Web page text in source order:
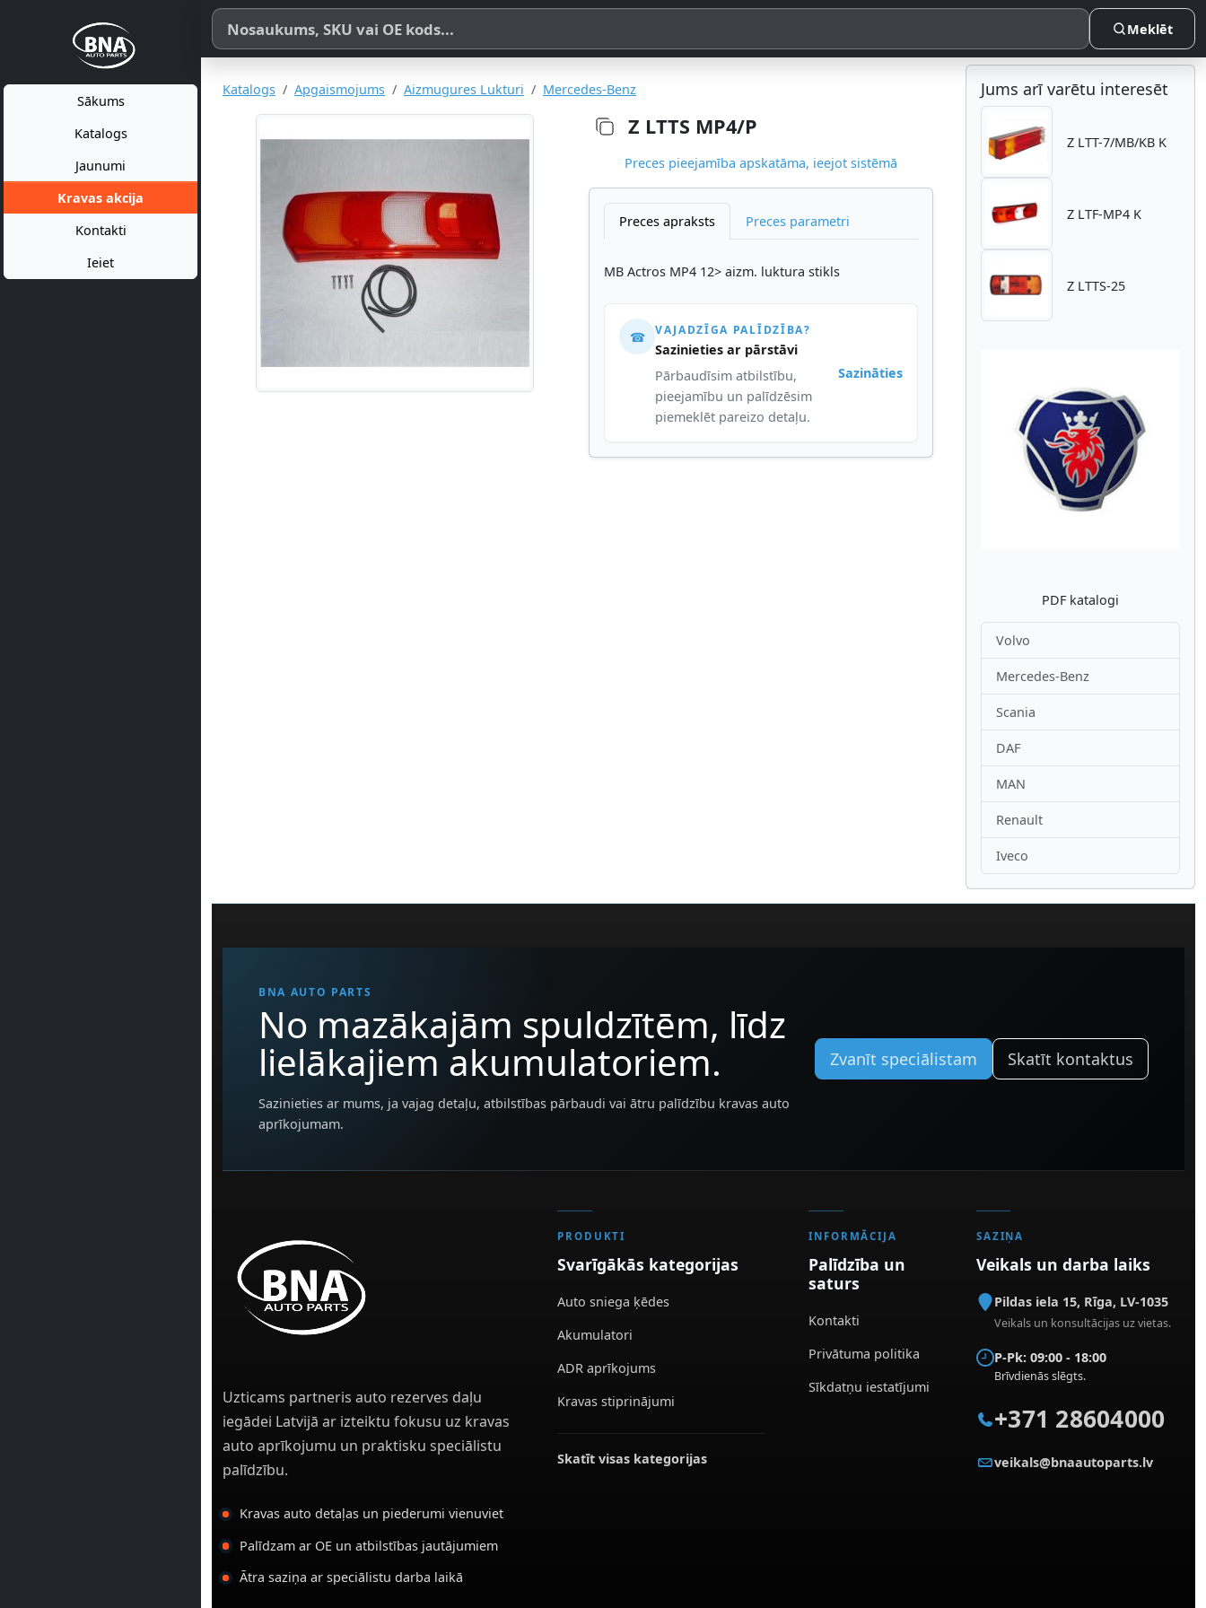
Sākums
Katalogs
Jaunumi
Kravas akcija
Kontakti
Ieiet
Meklēt pēc produkta nosaukuma, SKU vai OE koda
Meklēt
Katalogs Apgaismojums Aizmugures Lukturi Mercedes-Benz
Z LTTS MP4/P
Preces pieejamība apskatāma, ieejot sistēmā
Preces apraksts Preces parametri
MB Actros MP4 12> aizm. luktura stikls
☎ VAJADZĪGA PALĪDZĪBA?
Sazinieties ar pārstāvi
Pārbaudīsim atbilstību,
pieejamību un palīdzēsim
piemeklēt pareizo detaļu.
Sazināties
Jums arī varētu interesēt
Z LTT-7/MB/KB K
Z LTF-MP4 K
Z LTTS-25
Atpakaļ
PDF katalogi
Volvo
Mercedes-Benz
Scania
DAF
MAN
Renault
Iveco
BNA AUTO PARTS
No mazākajām spuldzītēm, līdz
lielākajiem akumulatoriem.
Sazinieties ar mums, ja vajag detaļu, atbilstības pārbaudi vai ātru palīdzību kravas auto
aprīkojumam.
Zvanīt speciālistam Skatīt kontaktus
Uzticams partneris auto rezerves daļu
iegādei Latvijā ar izteiktu fokusu uz kravas
auto aprīkojumu un praktisku speciālistu
palīdzību.
Kravas auto detaļas un piederumi vienuviet
Palīdzam ar OE un atbilstības jautājumiem
Ātra saziņa ar speciālistu darba laikā
PRODUKTI
Svarīgākās kategorijas
Auto sniega ķēdes
Akumulatori
ADR aprīkojums
Kravas stiprinājumi
Skatīt visas kategorijas
INFORMĀCIJA
Palīdzība un
saturs
Kontakti
Privātuma politika
Sīkdatņu iestatījumi
SAZIŅA
Veikals un darba laiks
Pildas iela 15, Rīga, LV-1035
Veikals un konsultācijas uz vietas.
P-Pk: 09:00 - 18:00
Brīvdienās slēgts.
+371 28604000
veikals@bnaautoparts.lv